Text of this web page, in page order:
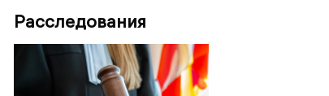
Расследования